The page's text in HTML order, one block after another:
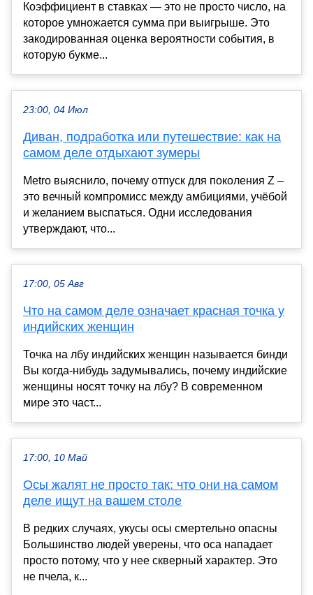
Коэффициент в ставках — это не просто число, на
которое умножается сумма при выигрыше. Это
закодированная оценка вероятности события, в
которую букме...
23:00, 04 Июл
Диван, подработка или путешествие: как на
самом деле отдыхают зумеры
Metro выяснило, почему отпуск для поколения Z –
это вечный компромисс между амбициями, учёбой
и желанием выспаться. Одни исследования
утверждают, что...
17:00, 05 Авг
Что на самом деле означает красная точка у
индийских женщин
Точка на лбу индийских женщин называется бинди
Вы когда-нибудь задумывались, почему индийские
женщины носят точку на лбу? В современном
мире это част...
17:00, 10 Май
Осы жалят не просто так: что они на самом
деле ищут на вашем столе
В редких случаях, укусы осы смертельно опасны
Большинство людей уверены, что оса нападает
просто потому, что у нее скверный характер. Это
не пчела, к...